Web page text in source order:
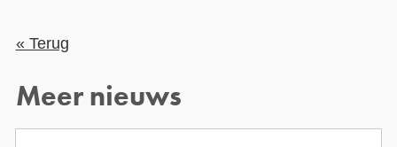
« Terug
Meer nieuws